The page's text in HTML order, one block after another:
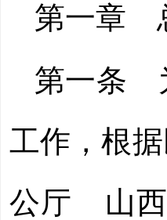
第一章
第一条
工作，根
公厅 山西